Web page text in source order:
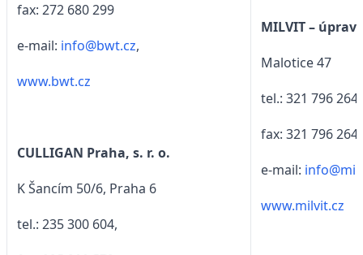
fax: 272 680 299
e-mail: info@bwt.cz,
www.bwt.cz
CULLIGAN Praha, s. r. o.
K Šancím 50/6, Praha 6
tel.: 235 300 604,
MILVIT –
Malotice 47
tel.: 321 796 264,
fax: 321 796 264
e-mail:
www.milvit.cz